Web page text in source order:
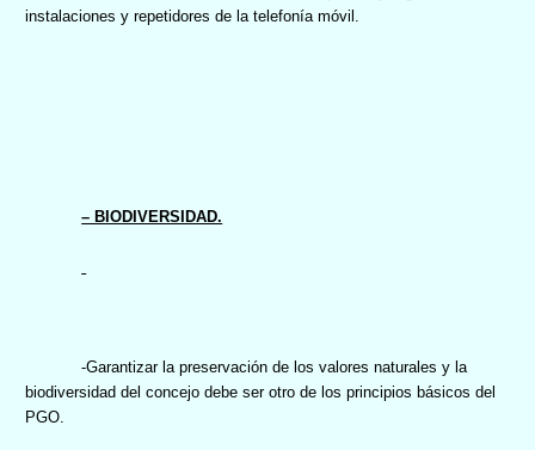
instalaciones y repetidores de la telefonía móvil.
– BIODIVERSIDAD.
-Garantizar la preservación de los valores naturales y la
biodiversidad del concejo debe ser otro de los principios básicos del
PGO.